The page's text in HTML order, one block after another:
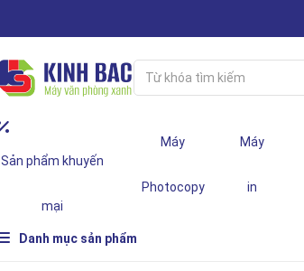
Sản phẩm khuyến
mại
Máy
Photocopy
Máy
in
Danh mục sản phẩm